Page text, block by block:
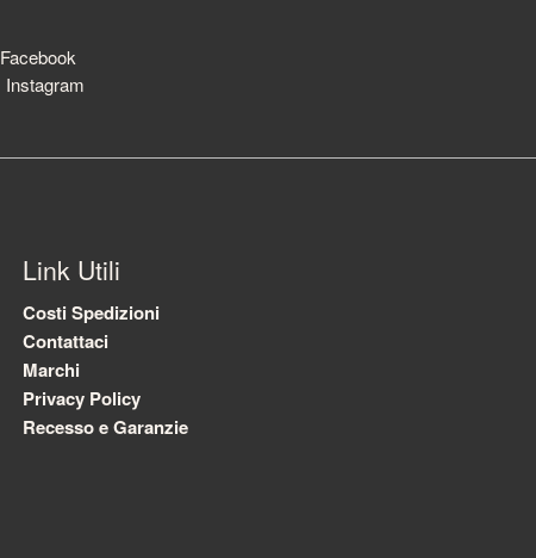
Facebook
Instagram
Link Utili
Costi Spedizioni
Contattaci
Marchi
Privacy Policy
Recesso e Garanzie